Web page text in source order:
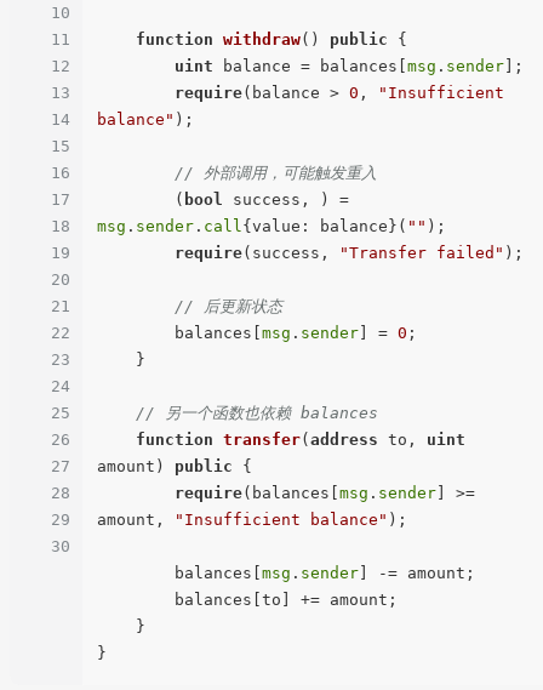
10
11
12
13
14
15
16
17
18
19
20
21
22
23
24
25
26
27
28
29
30
function withdraw( ) public
{
uint balance = balances[ msg . sender ];
require(balance > 0 ,
"Insufficient
balance" );
// 外部调用，可能触发重入
        (
bool
msg . sender . call {value: balance}( "" );
require(success, "Transfer failed" );
// 后更新状态
        balances[
msg . sender ] = 0 ;
// 另一个函数也依赖 balances
function transfer( address to, uint
amount ) public
{
require(balances[ msg . sender ] >=
amount,
"Insufficient balance" );
        balances[
msg . sender ] -= amount;